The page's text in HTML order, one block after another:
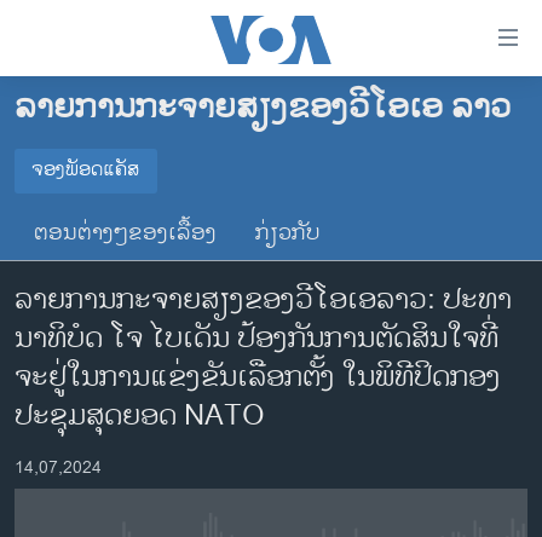
ເຂົ້າ
ຂ້າມ
ໄປ
ຊອກ
ຄົ້ນ
ໂຮມເພຈ
ລາວ
ອາເມຣິກາ
ການເລືອກຕັ້ງ ປະທານາທີບໍດີ ສະຫະລັດ 2024
ຂ່າວ​ຈີນ
ໂລກ
ເອເຊຍ
ອິດສະຫຼະພາບດ້ານການຂ່າວ
ຊີວິດຊາວລາວ
ລາຍການກະຈາຍສຽງຂອງວີໂອເອ ລາວ
ຈອງພັອດແຄັສ
ຈອງພັອດແຄັສ
YouTube
ຈອງ
ຕອນຕ່າງໆຂອງເລື້ອງ ກ່ຽວກັບ
ລາຍການກະຈາຍສຽງຂອງວີໂອເອລາວ: ປະທາ
ນາທິບໍດ ໂຈ ໄບເດັນ ປ້ອງກັນການຕັດສິນໃຈທີ່
ຈະຢູ່ໃນການແຂ່ງຂັນເລືອກຕັ້ງ ໃນພິທີປິດກອງ
ປະຊຸມສຸດຍອດ NATO
14,07,2024